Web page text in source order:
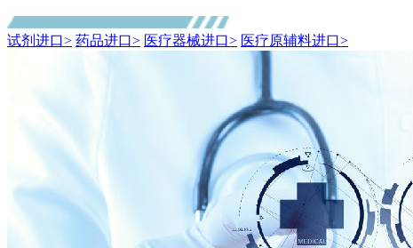
试剂进口> 药品进口> 医疗器械进口> 医疗原辅料进口>